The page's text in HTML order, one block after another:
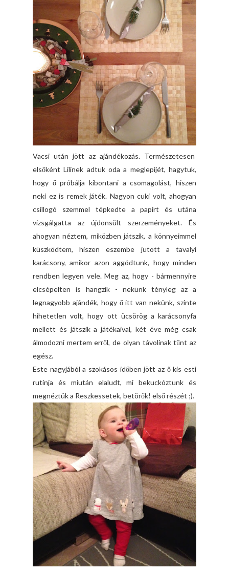
Vacsi után jött az ajándékozás. Természetesen
elsőként Lilinek adtuk oda a meglepijét, hagytuk,
hogy ő próbálja kibontani a csomagolást, hiszen
neki ez is remek játék. Nagyon cuki volt, ahogyan
csillogó szemmel tépkedte a papírt és utána
vizsgálgatta az újdonsült szerzeményeket. És
ahogyan néztem, miközben játszik, a könnyeimmel
küszködtem, hiszen eszembe jutott a tavalyi
karácsony, amikor azon aggódtunk, hogy minden
rendben legyen vele. Meg az, hogy - bármennyire
elcsépelten is hangzik - nekünk tényleg az a
legnagyobb ajándék, hogy ő itt van nekünk, szinte
hihetetlen volt, hogy ott ücsörög a karácsonyfa
mellett és játszik a játékaival, két éve még csak
álmodozni mertem erről, de olyan távolinak tűnt az
egész.
Este nagyjából a szokásos időben jött az ő kis esti
rutinja és miután elaludt, mi bekuckóztunk és
megnéztük a Reszkessetek, betörők! első részét ;).